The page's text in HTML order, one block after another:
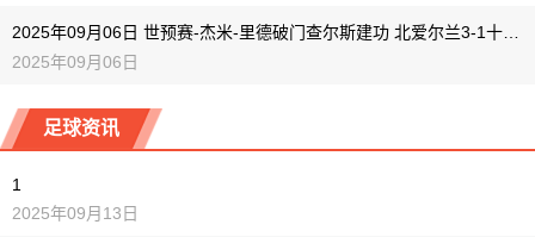
2025年09月06日
足球资讯
1
2025年09月13日